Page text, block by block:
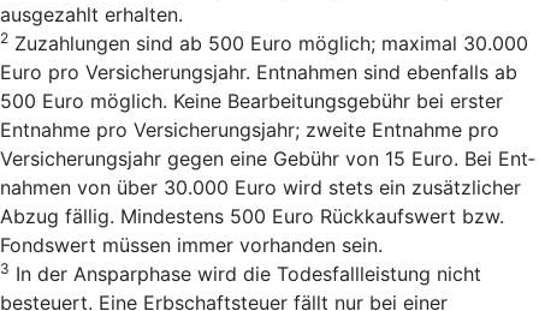
ausgezahlt erhalten.
2 Zu­zah­lun­gen sind ab 500 Euro mög­lich; ma­xi­mal 30.000
Euro pro Ver­si­cherungs­jahr. Ent­nah­men sind eben­falls ab
500 Euro mög­lich. Keine Bearbeitungsgebühr bei erster
Entnahme pro Versicherungsjahr; zweite Entnahme pro
Versicherungsjahr gegen eine Gebühr von 15 Euro. Bei Ent­
nah­men von über 30.000 Euro wird stets ein zu­sätz­li­cher
Ab­zug fäl­lig. Min­des­tens 500 Euro Rück­kaufs­wert bzw.
Fonds­wert müs­sen immer vor­han­den sein.
3 In der Ansparphase wird die Todesfallleistung nicht
besteuert. Eine Erbschaftsteuer fällt nur bei einer